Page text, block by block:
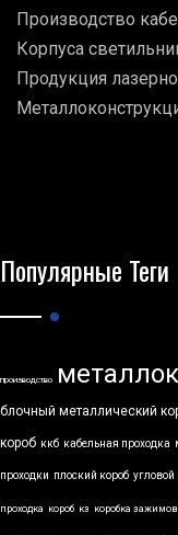
Производство
Корпуса
Продукция
Популярные Теги
производство
блочный металлический
короб ккб кабельная проходка
проходки плоский короб угловой
проходка короб кз коробка зажимов